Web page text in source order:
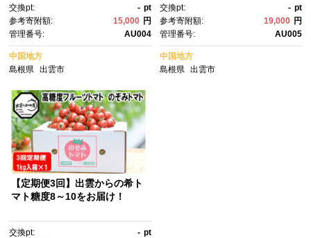
交換pt: - pt
参考寄附額:
15,000 円
管理番号:
AU004
中国地方
島根県
出雲市
交換pt: - pt
参考寄附額:
19,000 円
管理番号:
AU005
中国地方
島根県 出雲市
【定期便3回】出雲からの希ト
マト糖度8～10をお届け！
交換pt: - pt